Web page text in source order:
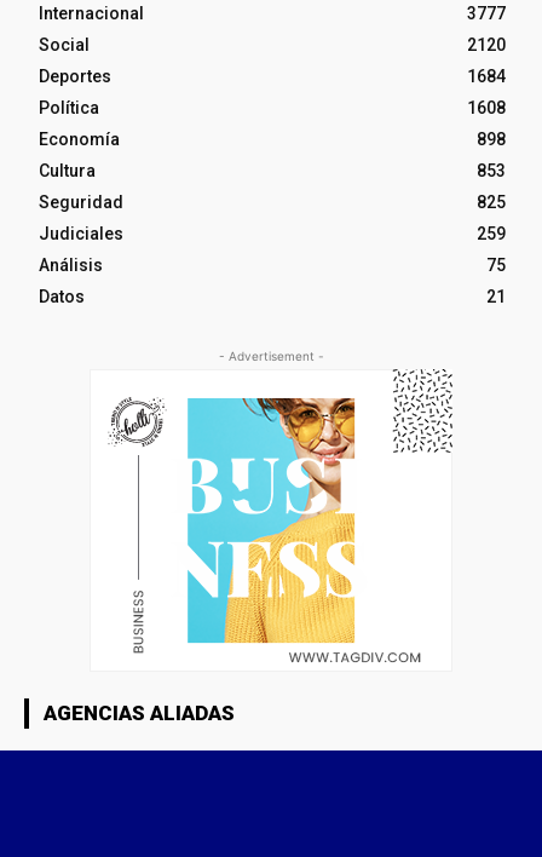
Internacional
3777
Social
2120
Deportes
1684
Política
1608
Economía
898
Cultura
853
Seguridad
825
Judiciales
259
Análisis
75
Datos
21
- Advertisement -
AGENCIAS ALIADAS